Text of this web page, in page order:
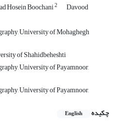
Hosein Boochani2 Davood
University of Mohaghegh
of Shahidbeheshti
University of Payamnoor,
University of Payamnoor,
چکیده
English